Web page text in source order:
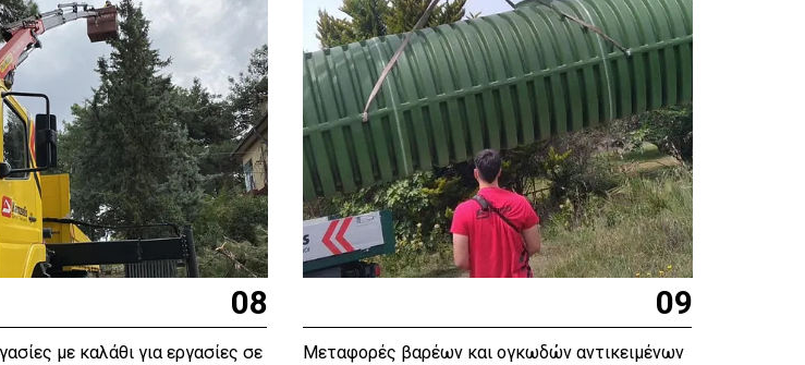
08
με καλάθι για εργασίες σε
09
Μεταφορές βαρέων και ογκωδών αντικειμένων